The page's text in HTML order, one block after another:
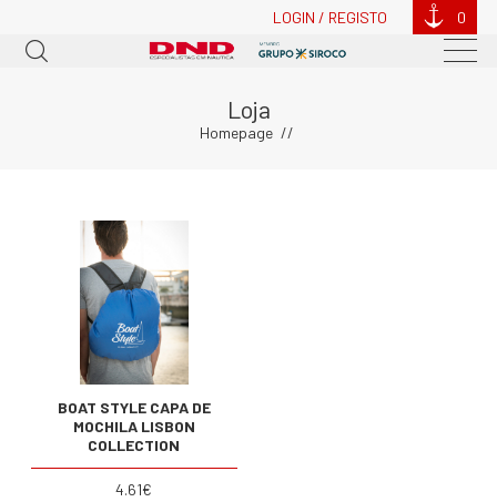
LOGIN / REGISTO 0
Loja
Homepage
BOAT STYLE CAPA DE
MOCHILA LISBON
COLLECTION
4.61€